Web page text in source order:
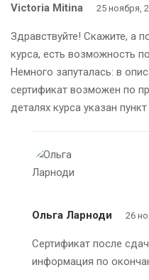
Victoria Mitina 25 ноября,
Здравствуйте! Скажите, а
курса, есть возможность
Немного запуталась: в
сертификат возможен по
деталях курса указан
Ольга Ларноди 26
Сертификат после
информация по